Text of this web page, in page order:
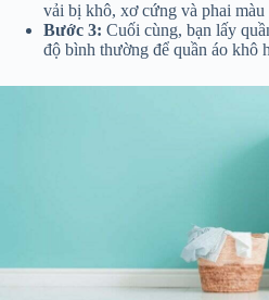
vải bị khô, xơ cứng và phai màu
Bước 3: Cuối cùng, bạn lấy
độ bình thường để quần áo khô